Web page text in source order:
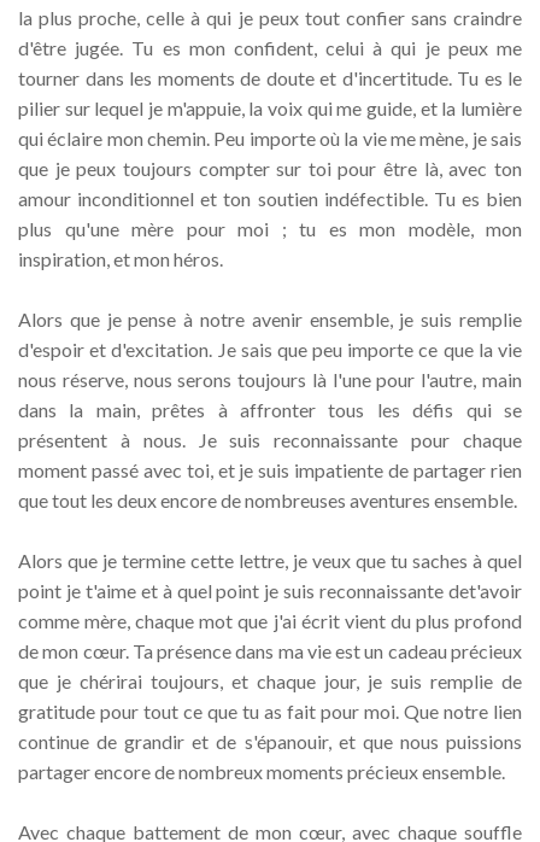
la plus proche, celle à qui je peux tout confier sans craindre
d'être jugée. Tu es mon confident, celui à qui je peux me
tourner dans les moments de doute et d'incertitude. Tu es le
pilier sur lequel je m'appuie, la voix qui me guide, et la lumière
qui éclaire mon chemin. Peu importe où la vie me mène, je sais
que je peux toujours compter sur toi pour être là, avec ton
amour inconditionnel et ton soutien indéfectible. Tu es bien
plus qu'une mère pour moi ; tu es mon modèle, mon
inspiration, et mon héros.
Alors que je pense à notre avenir ensemble, je suis remplie
d'espoir et d'excitation. Je sais que peu importe ce que la vie
nous réserve, nous serons toujours là l'une pour l'autre, main
dans la main, prêtes à affronter tous les défis qui se
présentent à nous. Je suis reconnaissante pour chaque
moment passé avec toi, et je suis impatiente de partager rien
que tout les deux encore de nombreuses aventures ensemble.
Alors que je termine cette lettre, je veux que tu saches à quel
point je t'aime et à quel point je suis reconnaissante det'avoir
comme mère, chaque mot que j'ai écrit vient du plus profond
de mon cœur. Ta présence dans ma vie est un cadeau précieux
que je chérirai toujours, et chaque jour, je suis remplie de
gratitude pour tout ce que tu as fait pour moi. Que notre lien
continue de grandir et de s'épanouir, et que nous puissions
partager encore de nombreux moments précieux ensemble.
Avec chaque battement de mon cœur, avec chaque souffle